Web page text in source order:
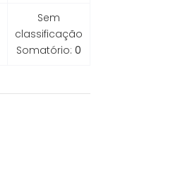
Sem
classificação
Somatório: 0